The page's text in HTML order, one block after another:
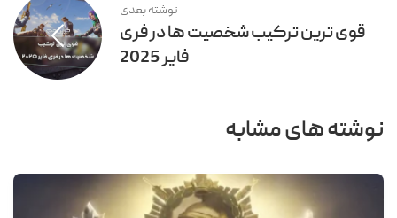
نوشته بعدی
قوی ترین ترکیب شخصیت ها در فری
فایر 2025
نوشته های مشابه